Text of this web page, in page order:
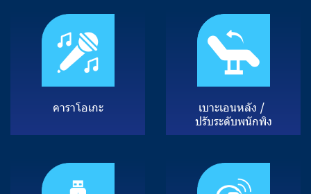
คาราโอเกะ เบาะเอนหลัง /
ปรับระดับพนักพิง